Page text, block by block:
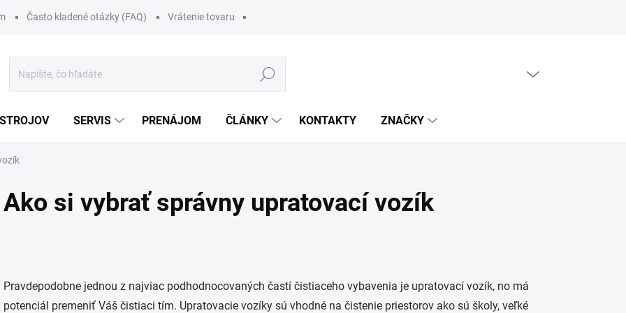
Často kladené otázky (FAQ) Vrátenie tovaru
Hľadať
SERVIS PRENÁJOM ČLÁNKY KONTAKTY ZNAČKY
Ako si vybrať správny upratovací vozík
Pravdepodobne jednou z najviac podhodnocovaných častí čistiaceho vybavenia je upratovací vozík, no má
potenciál premeniť Váš čistiaci tím. Upratovacie vozíky sú vhodné na čistenie priestorov ako sú školy, veľké